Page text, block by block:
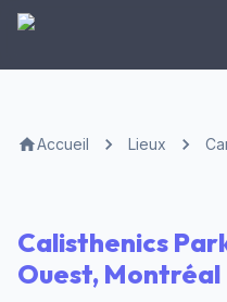
Accueil Lieux
Calisthenics
Ouest, Montréal